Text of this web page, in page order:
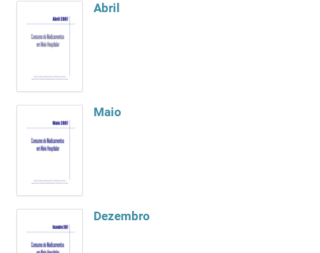
Abril
Maio
Dezembro